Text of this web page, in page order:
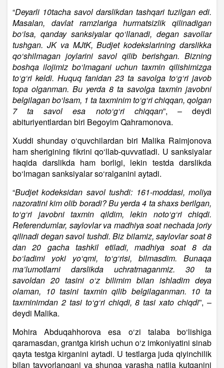
“Deyarli 10tacha savol darslikdan tashqari tuzilgan edi.
Masalan, davlat ramzlariga hurmatsizlik qilinadigan
bo‘lsa, qanday sanksiyalar qo‘llanadi, degan savollar
tushgan. JK va MJtK, Budjet kodekslarining darslikka
qo‘shilmagan joylarini savol qilib berishgan. Bizning
boshqa ilojimiz bo‘lmagani uchun taxmin qilishimizga
to‘g‘ri keldi. Huquq fanidan 23 ta savolga to‘g‘ri javob
topa olganman. Bu yerda 8 ta savolga taxmin javobni
belgilagan bo‘lsam, 1 ta taxminim to‘g‘ri chiqqan, qolgan
7 ta savol esa noto‘g‘ri chiqqan”, – deydi
abituriyentlardan biri Begoyim Qahramonova.
Xuddi shunday o‘quvchilardan biri Malika Raimjonova
ham sherigining fikrini qo‘llab-quvvatladi. U sanksiyalar
haqida darslikda ham borligi, lekin testda darslikda
bo‘lmagan sanksiyalar so‘ralganini aytadi.
“Budjet kodeksidan savol tushdi: 161-moddasi, moliya
nazoratini kim olib boradi? Bu yerda 4 ta shaxs berilgan,
to‘g‘ri javobni taxmin qildim, lekin noto‘g‘ri chiqdi.
Referendumlar, saylovlar va madhiya soat nechada joriy
qilinadi degan savol tushdi. Biz bilamiz, saylovlar soat 8
dan 20 gacha tashkil etiladi, madhiya soat 8 da
bo‘ladimi yoki yo‘qmi, to‘g‘risi, bilmasdim. Bunaqa
ma’lumotlarni darslikda uchratmaganmiz. 30 ta
savoldan 20 tasini o‘z bilimim bilan ishladim deya
olaman, 10 tasini taxmin qilib belgilaganman. 10 ta
taxminimdan 2 tasi to‘g‘ri chiqdi, 8 tasi xato chiqdi”, –
deydi Malika.
Mohira Abduqahhorova esa o‘zi talaba bo‘lishiga
qaramasdan, grantga kirish uchun o‘z imkoniyatini sinab
qayta testga kirganini aytadi. U testlarga juda qiyinchilik
bilan tayyorlangani va shunga yarasha natija kutganini